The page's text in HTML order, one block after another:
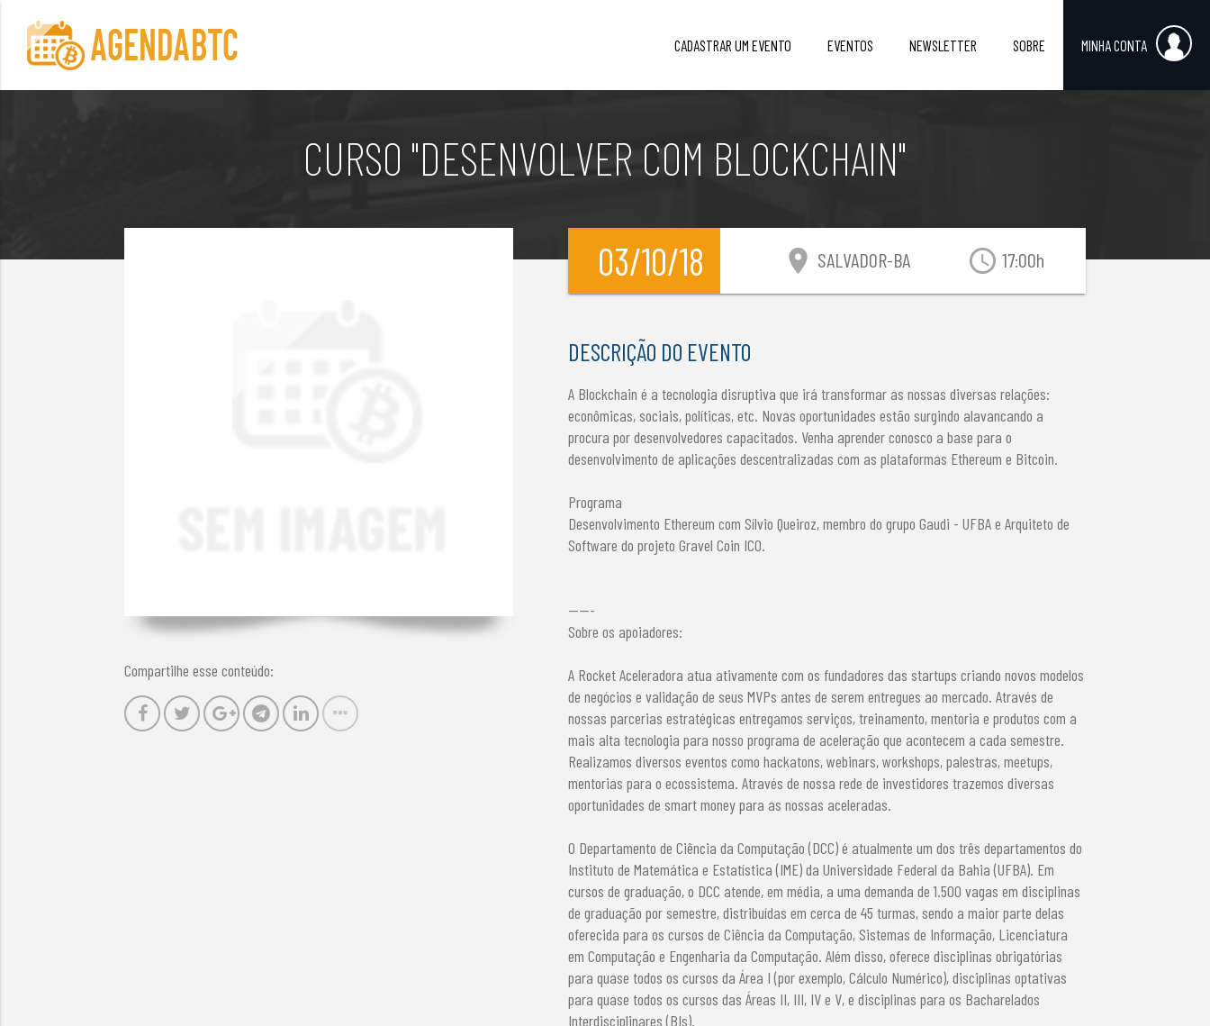
CADASTRAR UM EVENTO EVENTOS NEWSLETTER SOBRE MINHA CONTA
CURSO "DESENVOLVER COM BLOCKCHAIN"
Compartilhe esse conteúdo:
03/10/18 access_time 17:00h
location_on SALVADOR-BA
DESCRIÇÃO DO EVENTO
A Blockchain é a tecnologia disruptiva que irá transformar as nossas diversas relações:
econômicas, sociais, políticas, etc. Novas oportunidades estão surgindo alavancando a
procura por desenvolvedores capacitados. Venha aprender conosco a base para o
desenvolvimento de aplicações descentralizadas com as plataformas Ethereum e Bitcoin.
Programa
Desenvolvimento Ethereum com Sílvio Queiroz, membro do grupo Gaudi - UFBA e Arquiteto de
Software do projeto Gravel Coin ICO.
-----
Sobre os apoiadores:
A Rocket Aceleradora atua ativamente com os fundadores das startups criando novos modelos
de negócios e validação de seus MVPs antes de serem entregues ao mercado. Através de
nossas parcerias estratégicas entregamos serviços, treinamento, mentoria e produtos com a
mais alta tecnologia para nosso programa de aceleração que acontecem a cada semestre.
Realizamos diversos eventos como hackatons, webinars, workshops, palestras, meetups,
mentorias para o ecossistema. Através de nossa rede de investidores trazemos diversas
oportunidades de smart money para as nossas aceleradas.
O Departamento de Ciência da Computação (DCC) é atualmente um dos três departamentos do
Instituto de Matemática e Estatística (IME) da Universidade Federal da Bahia (UFBA). Em
cursos de graduação, o DCC atende, em média, a uma demanda de 1.500 vagas em disciplinas
de graduação por semestre, distribuídas em cerca de 45 turmas, sendo a maior parte delas
oferecida para os cursos de Ciência da Computação, Sistemas de Informação, Licenciatura
em Computação e Engenharia da Computação. Além disso, oferece disciplinas obrigatórias
para quase todos os cursos da Área I (por exemplo, Cálculo Numérico), disciplinas optativas
para quase todos os cursos das Áreas II, III, IV e V, e disciplinas para os Bacharelados
Interdisciplinares (BIs).